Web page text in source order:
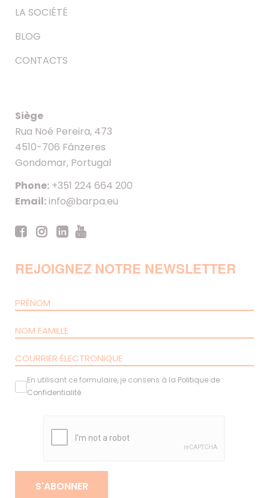
LA SOCIÉTÉ
BLOG
CONTACTS
Siège
Rua Noé Pereira, 473
4510-706 Fânzeres
Gondomar, Portugal
Phone: +351 224 664 200
Email:info@barpa.eu
REJOIGNEZ NOTRE NEWSLETTER
En utilisant ce formulaire, je consens à la Politique de
Confidentialité.
S'ABONNER